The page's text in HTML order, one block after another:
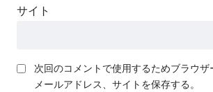
サイト
次回のコメントで使用するためブラウザ
メールアドレス、サイトを保存する。